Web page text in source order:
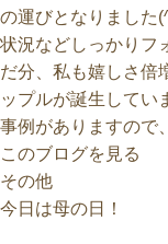
の運びとなりまし
状況などしっかりフ
だ分、私も嬉しさ
ップルが誕生してい
事例がありますので
このブログを見る
今日は母の日！